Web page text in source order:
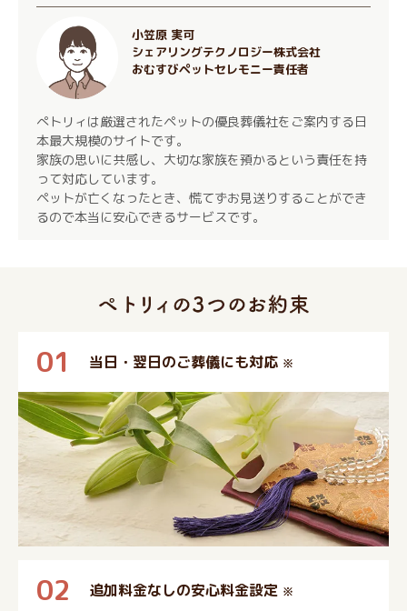
小笠原 実可
シェアリングテクノロジー株式会社
おむすびペットセレモニー責任者
ぺトリィは厳選されたペットの優良葬儀社をご案内する日
本最大規模のサイトです。
家族の思いに共感し、大切な家族を預かるという責任を持
って対応しています。
ペットが亡くなったとき、慌てずお見送りすることができ
るので本当に安心できるサービスです。
01 当日・翌日のご葬儀にも対応 ※
02 追加料金なしの安心料金設定 ※